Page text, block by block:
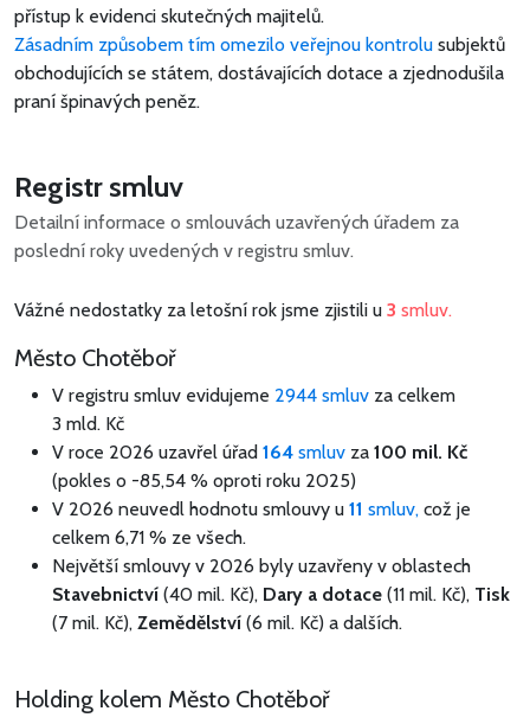
přístup k evidenci skutečných majitelů.
Zásadním způsobem tím omezilo veřejnou kontrolu subjektů
obchodujících se státem, dostávajících dotace a zjednodušila
praní špinavých peněz.
Registr smluv
Detailní informace o smlouvách uzavřených úřadem za
poslední roky uvedených v registru smluv.
Vážné nedostatky za letošní rok jsme zjistili u 3 smluv.
Město Chotěboř
V registru smluv evidujeme 2944 smluv za celkem
3 mld. Kč
V roce 2026 uzavřel úřad 164 smluv za 100 mil. Kč
(pokles o -85,54 % oproti roku 2025)
V 2026 neuvedl hodnotu smlouvy u 11 smluv, což je
celkem 6,71 % ze všech.
Největší smlouvy v 2026 byly uzavřeny v oblastech
Stavebnictví (40 mil. Kč), Dary a dotace (11 mil. Kč), Tisk
(7 mil. Kč), Zemědělství (6 mil. Kč) a dalších.
Holding kolem Město Chotěboř